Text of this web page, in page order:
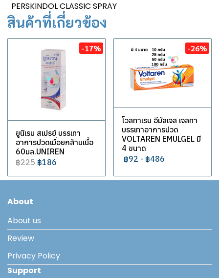
PERSKINDOL CLASSIC SPRAY
สินค้าที่เกี่ยวข้อง
-17%
ยูนิเรน สเปรย์ บรรเทา
อาการปวดเมื่อยกล้ามเนื้อ
60มล.UNIREN
฿225 ฿186
-26%
โวลทาเรน อีมัลเจล เจลทา
บรรเทาอาการปวด
VOLTAREN EMULGEL มี
4 ขนาด
฿92 - ฿486
About
About us
Review
Privacy Policy
Support